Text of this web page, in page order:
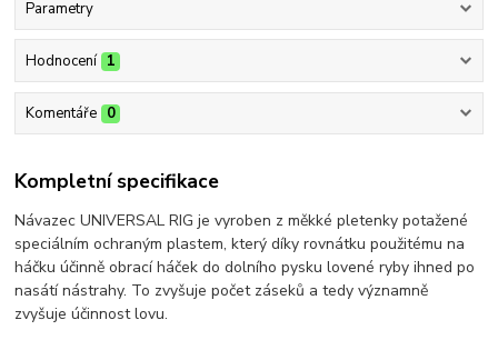
Parametry
Hodnocení 1
Komentáře 0
Kompletní specifikace
Návazec UNIVERSAL RIG je vyroben z měkké pletenky potažené
speciálním ochraným plastem, který díky rovnátku použitému na
háčku účinně obrací háček do dolního pysku lovené ryby ihned po
nasátí nástrahy. To zvyšuje počet záseků a tedy významně
zvyšuje účinnost lovu.